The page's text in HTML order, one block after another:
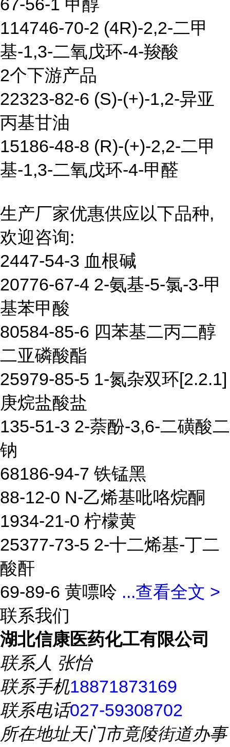
67-56-1 甲醇
114746-70-2 (4R)-2,2-二甲
基-1,3-二氧戊环-4-羧酸
2个下游产品
22323-82-6 (S)-(+)-1,2-异亚
丙基甘油
15186-48-8 (R)-(+)-2,2-二甲
基-1,3-二氧戊环-4-甲醛
生产厂家优惠供应以下品种,
欢迎咨询:
2447-54-3 血根碱
20776-67-4 2-氨基-5-氯-3-甲
基苯甲酸
80584-85-6 四苯基二丙二醇
二亚磷酸酯
25979-85-5 1-氮杂双环[2.2.1]
庚烷盐酸盐
135-51-3 2-萘酚-3,6-二磺酸二
钠
68186-94-7 铁锰黑
88-12-0 N-乙烯基吡咯烷酮
1934-21-0 柠檬黄
25377-73-5 2-十二烯基-丁二
酸酐
69-89-6 黄嘌呤 ...查看全文 >
联系我们
湖北信康医药化工有限公司
联系人 张怡
联系手机18871873169
联系电话027-59308702
所在地址天门市竟陵街道办事